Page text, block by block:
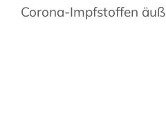
Corona-Impfstoffen